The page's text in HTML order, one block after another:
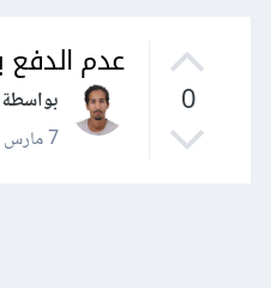
0
عدم الدفع
بواسطة Soufiane Hassani
7 مارس 2020